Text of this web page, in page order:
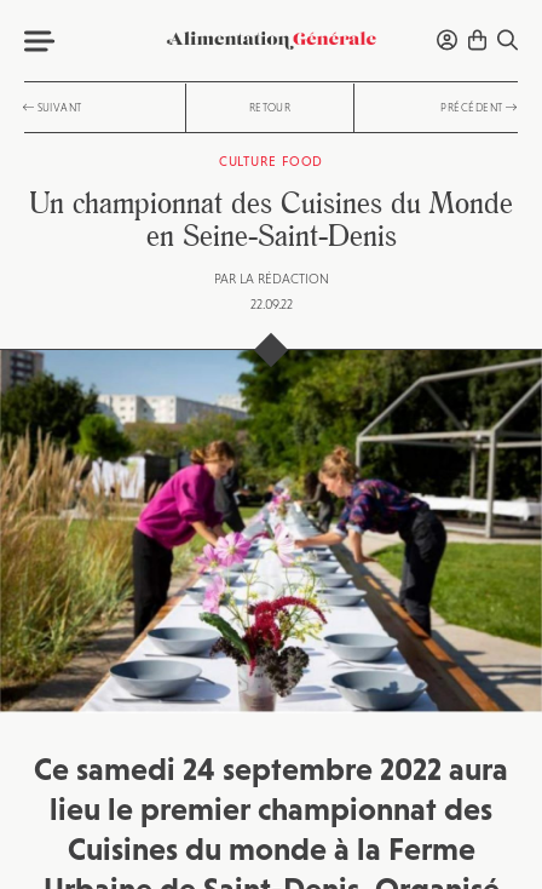
SUIVANT RETOUR PRÉCÉDENT
CULTURE FOOD
Un championnat des Cuisines du Monde
en Seine-Saint-Denis
PAR LA RÉDACTION
22.09.22
Ce samedi 24 septembre 2022 aura
lieu le premier championnat des
Cuisines du monde à la Ferme